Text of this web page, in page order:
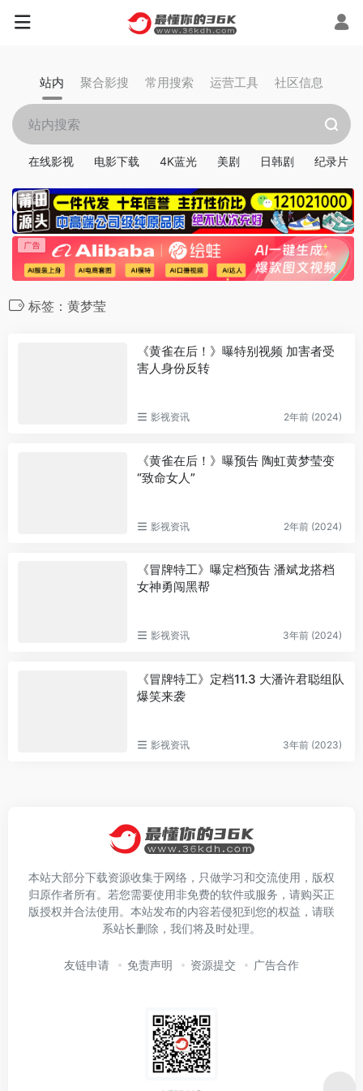
站内 聚合影搜 常用搜索 运营工具 社区信息
在线影视 电影下载 4K蓝光 美剧 日韩剧 纪录片
标签：黄梦莹
《黄雀在后！》曝特别视频 加害者受
害人身份反转
影视资讯 2年前 (2024)
《黄雀在后！》曝预告 陶虹黄梦莹变
“致命女人”
影视资讯 2年前 (2024)
《冒牌特工》曝定档预告 潘斌龙搭档
女神勇闯黑帮
影视资讯 3年前 (2024)
《冒牌特工》定档11.3 大潘许君聪组队
爆笑来袭
影视资讯 3年前 (2023)
本站大部分下载资源收集于网络，只做学习和交流使用，版权
归原作者所有。若您需要使用非免费的软件或服务，请购买正
版授权并合法使用。本站发布的内容若侵犯到您的权益，请联
系站长删除，我们将及时处理。
友链申请 免责声明 资源提交 广告合作